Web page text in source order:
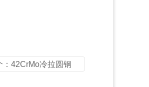
：42CrMo冷拉圆钢